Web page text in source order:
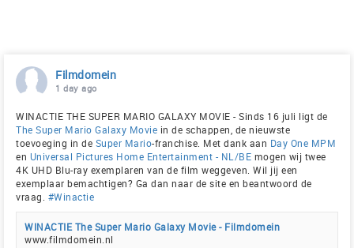
Filmdomein
1 day ago
WINACTIE THE SUPER MARIO GALAXY MOVIE - Sinds 16 juli ligt de
The Super Mario Galaxy Movie in de schappen, de nieuwste
toevoeging in de Super Mario-franchise. Met dank aan Day One MPM
en Universal Pictures Home Entertainment - NL/BE mogen wij twee
4K UHD Blu-ray exemplaren van de film weggeven. Wil jij een
exemplaar bemachtigen? Ga dan naar de site en beantwoord de
vraag. #Winactie
WINACTIE The Super Mario Galaxy Movie - Filmdomein
www.filmdomein.nl